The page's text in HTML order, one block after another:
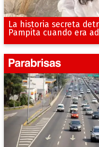
La historia secreta
Pampita cuando era